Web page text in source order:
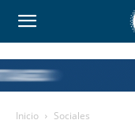
Inicio Sociales